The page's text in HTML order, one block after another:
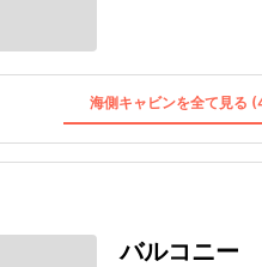
海側キャビンを全て見る
バルコニー